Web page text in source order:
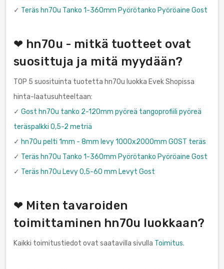
✓ Teräs hn70u Tanko 1-360mm Pyörötanko Pyöröaine Gost
❤ hn70u - mitkä tuotteet ovat
suosittuja ja mitä myydään?
TOP 5 suosituinta tuotetta hn70u luokka Evek Shopissa
hinta-laatusuhteeltaan:
✓ Gost hn70u tanko 2-120mm pyöreä tangoprofiili pyöreä
teräspalkki 0,5-2 metriä
✓ hn70u pelti 1mm - 8mm levy 1000x2000mm GOST teräs
✓ Teräs hn70u Tanko 1-360mm Pyörötanko Pyöröaine Gost
✓ Teräs hn70u Levy 0,5-60 mm Levyt Gost
❤ Miten tavaroiden
toimittaminen hn70u luokkaan?
Kaikki toimitustiedot ovat saatavilla sivulla Toimitus.